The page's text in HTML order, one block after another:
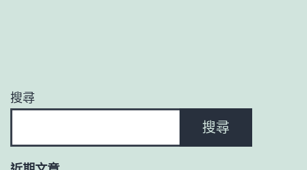
搜尋
搜尋